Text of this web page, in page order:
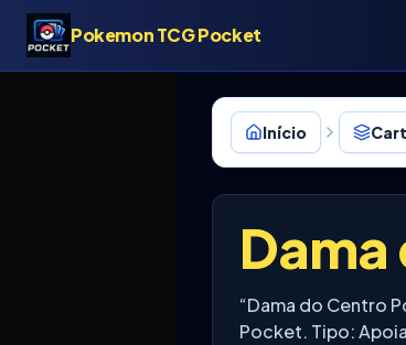
Pokemon TCG Pocket
Início
“Dama do Centro
Pocket. Tipo: